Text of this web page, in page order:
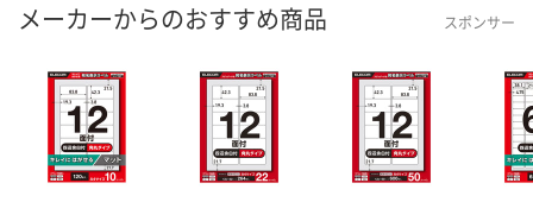
メーカーからのおすすめ商品 スポンサー